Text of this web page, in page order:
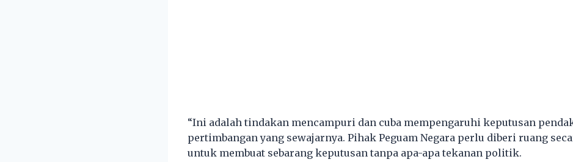
“Ini adalah tindakan mencampuri dan cuba mempengaruhi keputusan
pertimbangan yang sewajarnya. Pihak Peguam Negara perlu diberi ruang
untuk membuat sebarang keputusan tanpa apa-apa tekanan politik.